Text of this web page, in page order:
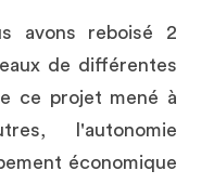
avons reboisé 2
de différentes
ce projet mené à
l'autonomie
économique